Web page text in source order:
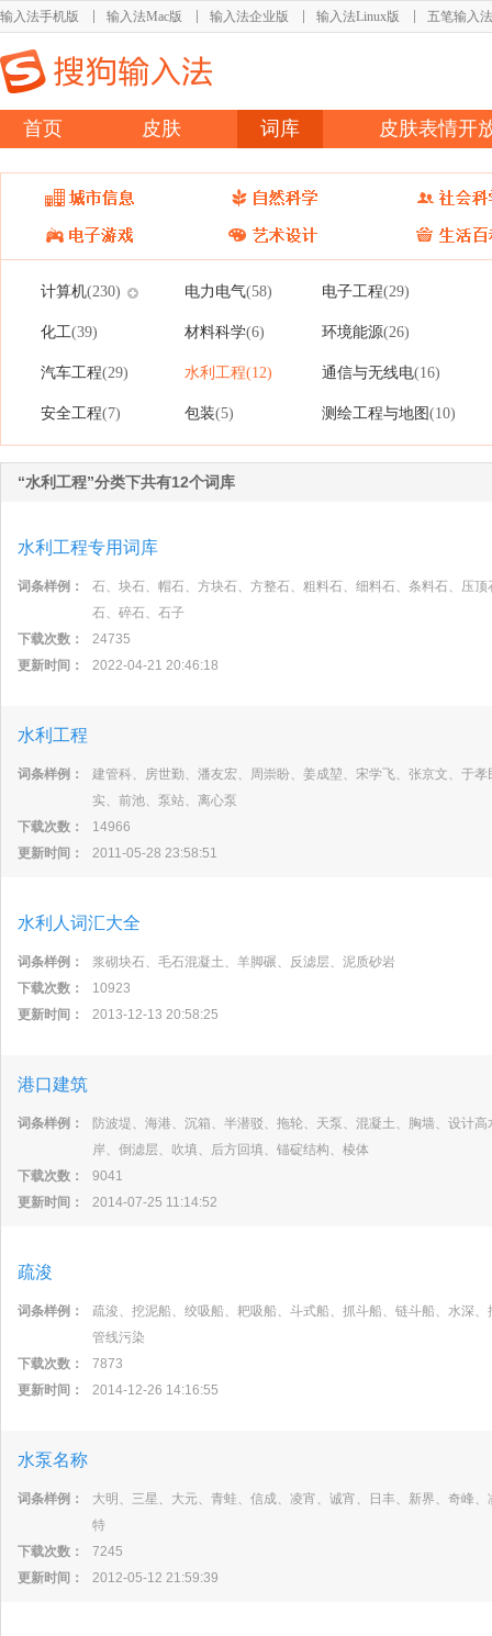
输入法手机版 输入法Mac版 输入法企业版 输入法Linux版 五笔输入法
首页 皮肤 词库 皮肤表情开
计算机(230) 电力电气(58) 电子工程(29)
化工(39) 材料科学(6) 环境能源(26)
汽车工程(29) 水利工程(12) 通信与无线电(16)
安全工程(7) 包装(5) 测绘工程与地图(10)
“水利工程”分类下共有12个词库
水利工程专用词库
词条样例：
石、块石、帽石、方块石、方整石、粗料石、细料石、条料石、压
石、碎石、石子
下载次数：
24735
更新时间：
2022-04-21 20:46:18
水利工程
词条样例：
建管科、房世勤、潘友宏、周崇盼、姜成堃、宋学飞、张京文、于
实、前池、泵站、离心泵
下载次数：
14966
更新时间：
2011-05-28 23:58:51
水利人词汇大全
词条样例：
浆砌块石、毛石混凝土、羊脚碾、反滤层、泥质砂岩
下载次数：
10923
更新时间：
2013-12-13 20:58:25
港口建筑
词条样例：
防波堤、海港、沉箱、半潜驳、拖轮、天泵、混凝土、胸墙、设计
岸、倒滤层、吹填、后方回填、锚碇结构、棱体
下载次数：
9041
更新时间：
2014-07-25 11:14:52
疏浚
词条样例：
疏浚、挖泥船、绞吸船、耙吸船、斗式船、抓斗船、链斗船、水深
管线污染
下载次数：
7873
更新时间：
2014-12-26 14:16:55
水泵名称
词条样例：
大明、三星、大元、青蛙、信成、凌宵、诚宵、日丰、新界、奇峰
特
下载次数：
7245
更新时间：
2012-05-12 21:59:39